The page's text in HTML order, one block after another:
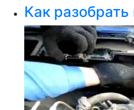
Как разобрать